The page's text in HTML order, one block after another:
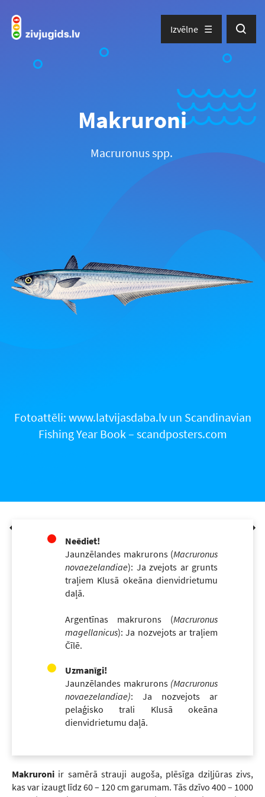
Izvēlne
Makruroni
Macruronus spp.
Fotoattēli: www.latvijasdaba.lv un Scandinavian
Fishing Year Book – scandposters.com
Neēdiet!
Jaunzēlandes makrurons (Macruronus
novaezelandiae): Ja zvejots ar grunts
traļiem Klusā okeāna dienvidrietumu
daļā.
Argentīnas makrurons (Macruronus
magellanicus): Ja nozvejots ar traļiem
Čīlē.
Uzmanīgi!
Jaunzēlandes makrurons (Macruronus
novaezelandiae): Ja nozvejots ar
pelaģisko trali Klusā okeāna
dienvidrietumu daļā.
Makruroni ir samērā strauji augoša, plēsīga dziļjūras zivs,
kas var izaugt līdz 60 – 120 cm garumam. Tās dzīvo 400 – 1000